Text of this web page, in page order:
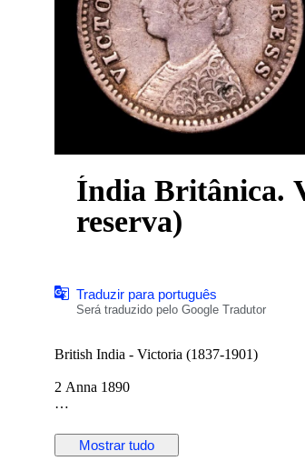
Índia Britânica. Vitória.
reserva)
Traduzir para português
Será traduzido pelo Google Tradutor
British India - Victoria (1837-1901)
2 Anna 1890
KM# 488
Mostrar tudo